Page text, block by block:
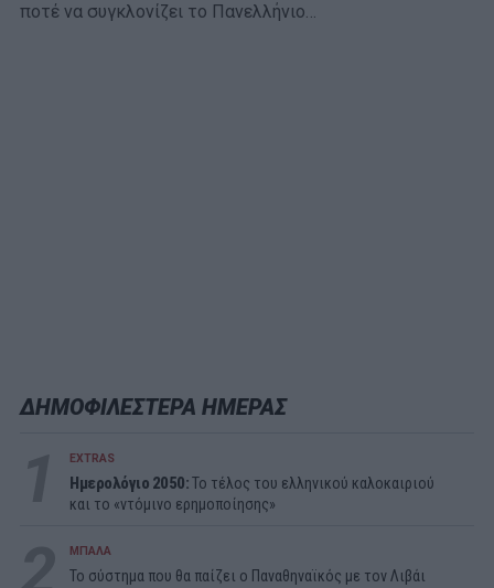
ποτέ να συγκλονίζει το Πανελλήνιο…
ΔΗΜΟΦΙΛΕΣΤΕΡΑ ΗΜΕΡΑΣ
EXTRAS
Ημερολόγιο 2050:To τέλος του ελληνικού καλοκαιριού
και το «ντόμινο ερημοποίησης»
ΜΠΑΛΑ
Το σύστημα που θα παίζει ο Παναθηναϊκός με τον Λιβάι